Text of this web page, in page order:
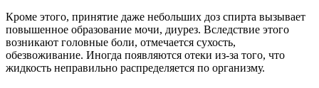
Кроме этого, принятие даже небольших доз спирта вызывает
повышенное образование мочи, диурез. Вследствие этого
возникают головные боли, отмечается сухость,
обезвоживание. Иногда появляются отеки из-за того, что
жидкость неправильно распределяется по организму.